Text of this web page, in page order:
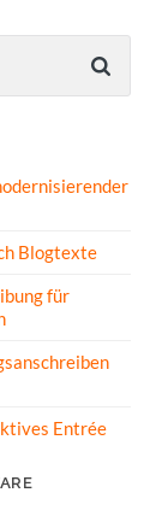
Blogtexte
für
Entrée